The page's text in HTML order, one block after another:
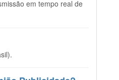
em tempo real de